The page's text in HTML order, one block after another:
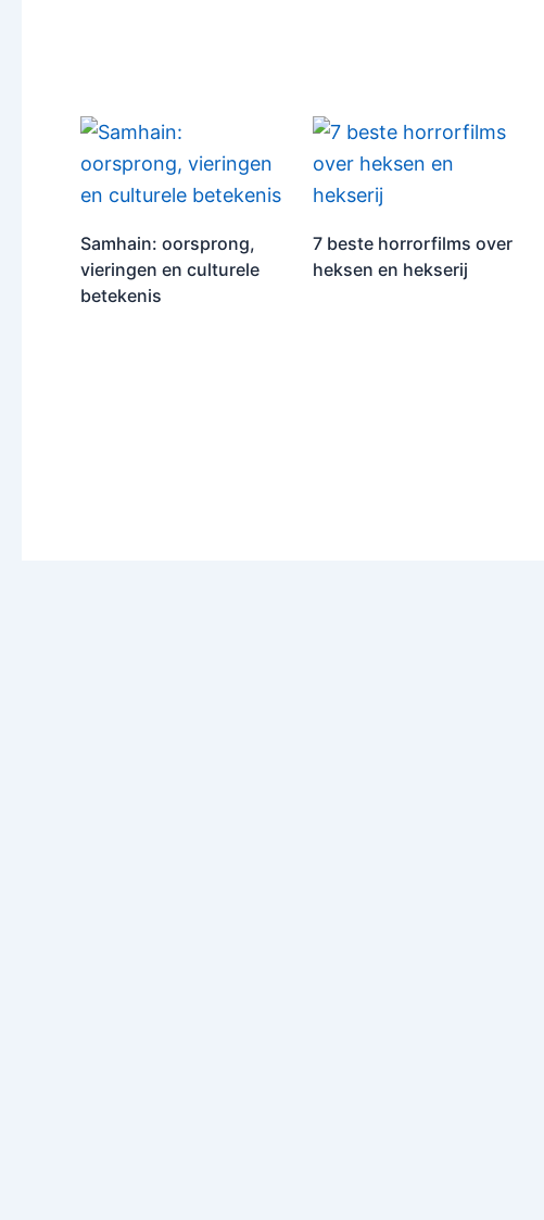
Samhain: oorsprong,
vieringen en culturele
betekenis
7 beste horrorfilms over
heksen en hekserij